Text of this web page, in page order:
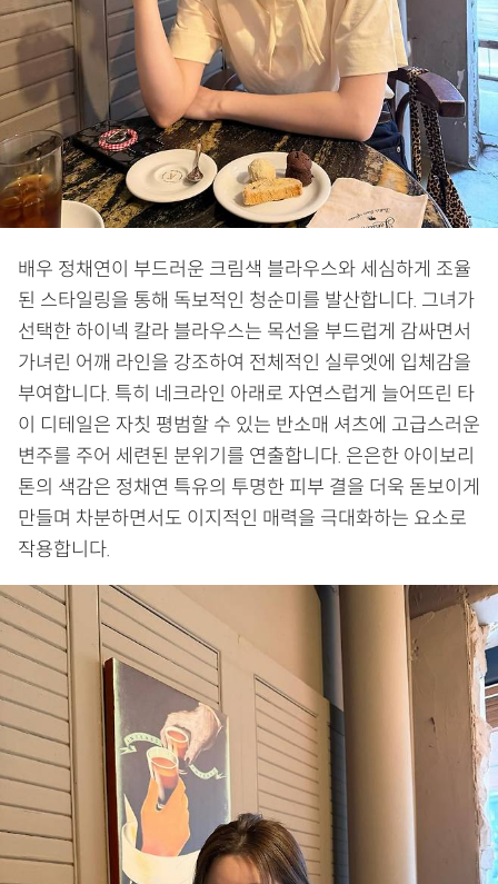
배우 정채연이 부드러운 크림색 블라우스와 세심하게 조율
된 스타일링을 통해 독보적인 청순미를 발산합니다. 그녀가
선택한 하이넥 칼라 블라우스는 목선을 부드럽게 감싸면서
가녀린 어깨 라인을 강조하여 전체적인 실루엣에 입체감을
부여합니다. 특히 네크라인 아래로 자연스럽게 늘어뜨린 타
이 디테일은 자칫 평범할 수 있는 반소매 셔츠에 고급스러운
변주를 주어 세련된 분위기를 연출합니다. 은은한 아이보리
톤의 색감은 정채연 특유의 투명한 피부 결을 더욱 돋보이게
만들며 차분하면서도 이지적인 매력을 극대화하는 요소로
작용합니다.